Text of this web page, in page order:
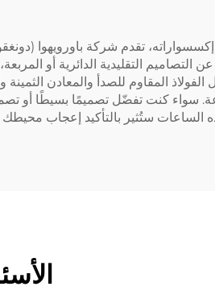
تقدم شركة باورويهوا
التقليدية الدائرية أو
الفولاذ المقاوم للصدأ والمعادن
سواء كنت تفضّل تصميمًا بسيطًا أو
هذه الساعات ستُثير بالتأكيد إعجاب